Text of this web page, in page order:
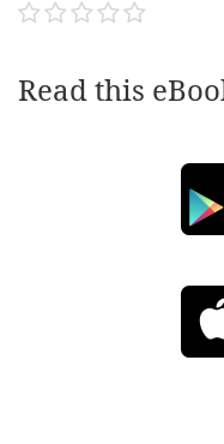
Read this